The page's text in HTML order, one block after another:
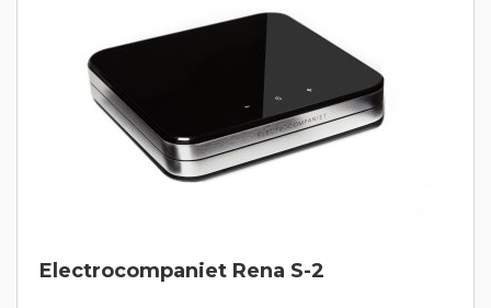
Electrocompaniet Rena S-2